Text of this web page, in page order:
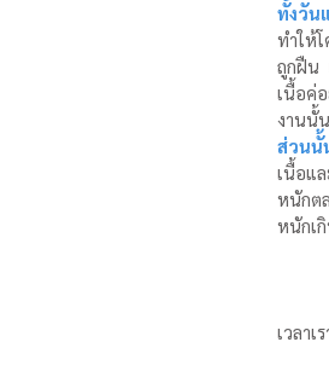
ทั้งวัน
ทำให้โ
ถูกฝืน
เนื้อค่
งานนั้
ส่วนนั้
เนื้อแ
หนักต
หนักเ
เวลา